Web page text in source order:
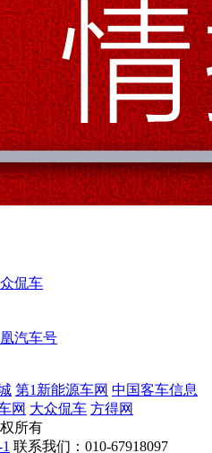
侃车
汽车号
第1新能源车网 中国客车信息
网 大众侃车 方得网
所有
联系我们：010-67918097